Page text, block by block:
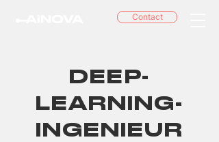
Contact
DEEP-
LEARNING-
INGENIEUR